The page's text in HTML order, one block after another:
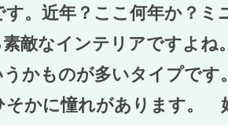
。近年？ここ何年か？ミ
敵なインテリアですよね
かものが多いタイプです
そかに憧れがあります。